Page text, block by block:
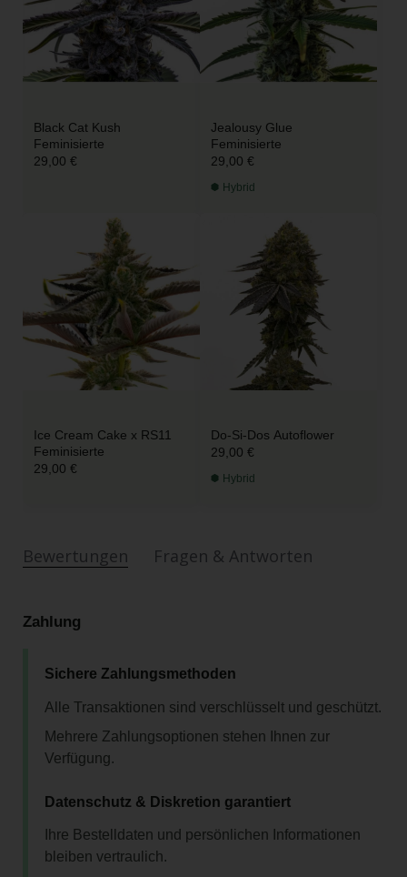
Black Cat Kush
Feminisierte
29,00 €
Jealousy Glue
Feminisierte
29,00 €
Hybrid
Ice Cream Cake x RS11
Feminisierte
29,00 €
Do-Si-Dos Autoflower
29,00 €
Hybrid
Bewertungen Fragen & Antworten
Zahlung
Sichere Zahlungsmethoden
Alle Transaktionen sind verschlüsselt und geschützt.
Mehrere Zahlungsoptionen stehen Ihnen zur
Verfügung.
Datenschutz & Diskretion garantiert
Ihre Bestelldaten und persönlichen Informationen
bleiben vertraulich.